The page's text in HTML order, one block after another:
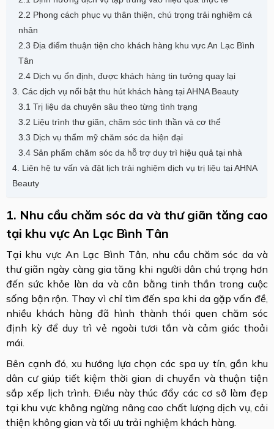
2.2 Phong cách phục vụ thân thiện, chú trọng trải nghiệm cá
nhân
2.3 Địa điểm thuận tiện cho khách hàng khu vực An Lạc Bình
Tân
2.4 Dịch vụ ổn định, được khách hàng tin tưởng quay lại
3. Các dịch vụ nổi bật thu hút khách hàng tại AHNA Beauty
3.1 Trị liệu da chuyên sâu theo từng tình trạng
3.2 Liệu trình thư giãn, chăm sóc tinh thần và cơ thể
3.3 Dịch vụ thẩm mỹ chăm sóc da hiện đại
3.4 Sản phẩm chăm sóc da hỗ trợ duy trì hiệu quả tại nhà
4. Liên hệ tư vấn và đặt lịch trải nghiệm dịch vụ trị liệu tại AHNA
Beauty
1. Nhu cầu chăm sóc da và thư giãn tăng cao
tại khu vực An Lạc Bình Tân
Tại khu vực An Lạc Bình Tân, nhu cầu chăm sóc da và
thư giãn ngày càng gia tăng khi người dân chú trọng hơn
đến sức khỏe làn da và cân bằng tinh thần trong cuộc
sống bận rộn. Thay vì chỉ tìm đến spa khi da gặp vấn đề,
nhiều khách hàng đã hình thành thói quen chăm sóc
định kỳ để duy trì vẻ ngoài tươi tắn và cảm giác thoải
mái.
Bên cạnh đó, xu hướng lựa chọn các spa uy tín, gần khu
dân cư giúp tiết kiệm thời gian di chuyển và thuận tiện
sắp xếp lịch trình. Điều này thúc đẩy các cơ sở làm đẹp
tại khu vực không ngừng nâng cao chất lượng dịch vụ, cải
thiện không gian và tối ưu trải nghiệm khách hàng.